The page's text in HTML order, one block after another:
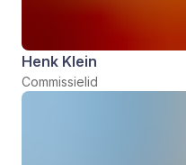
Henk Klein
Commissielid